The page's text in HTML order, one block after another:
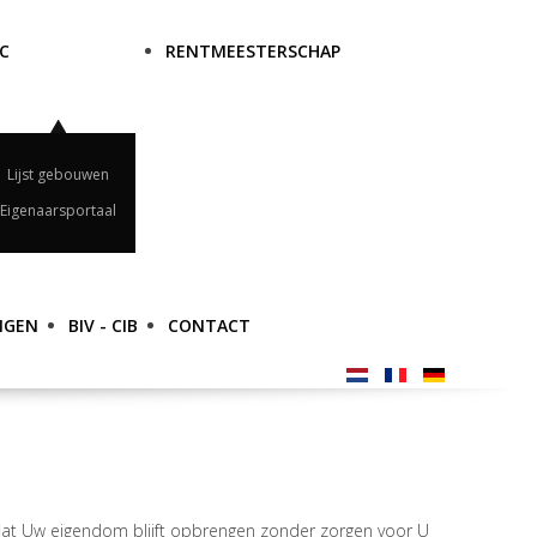
Lijst gebouwen
Eigenaarsportaal
RENTMEESTERSCHAP
BIV - CIB CONTACT
Uw eigendom blijft opbrengen zonder zorgen voor U